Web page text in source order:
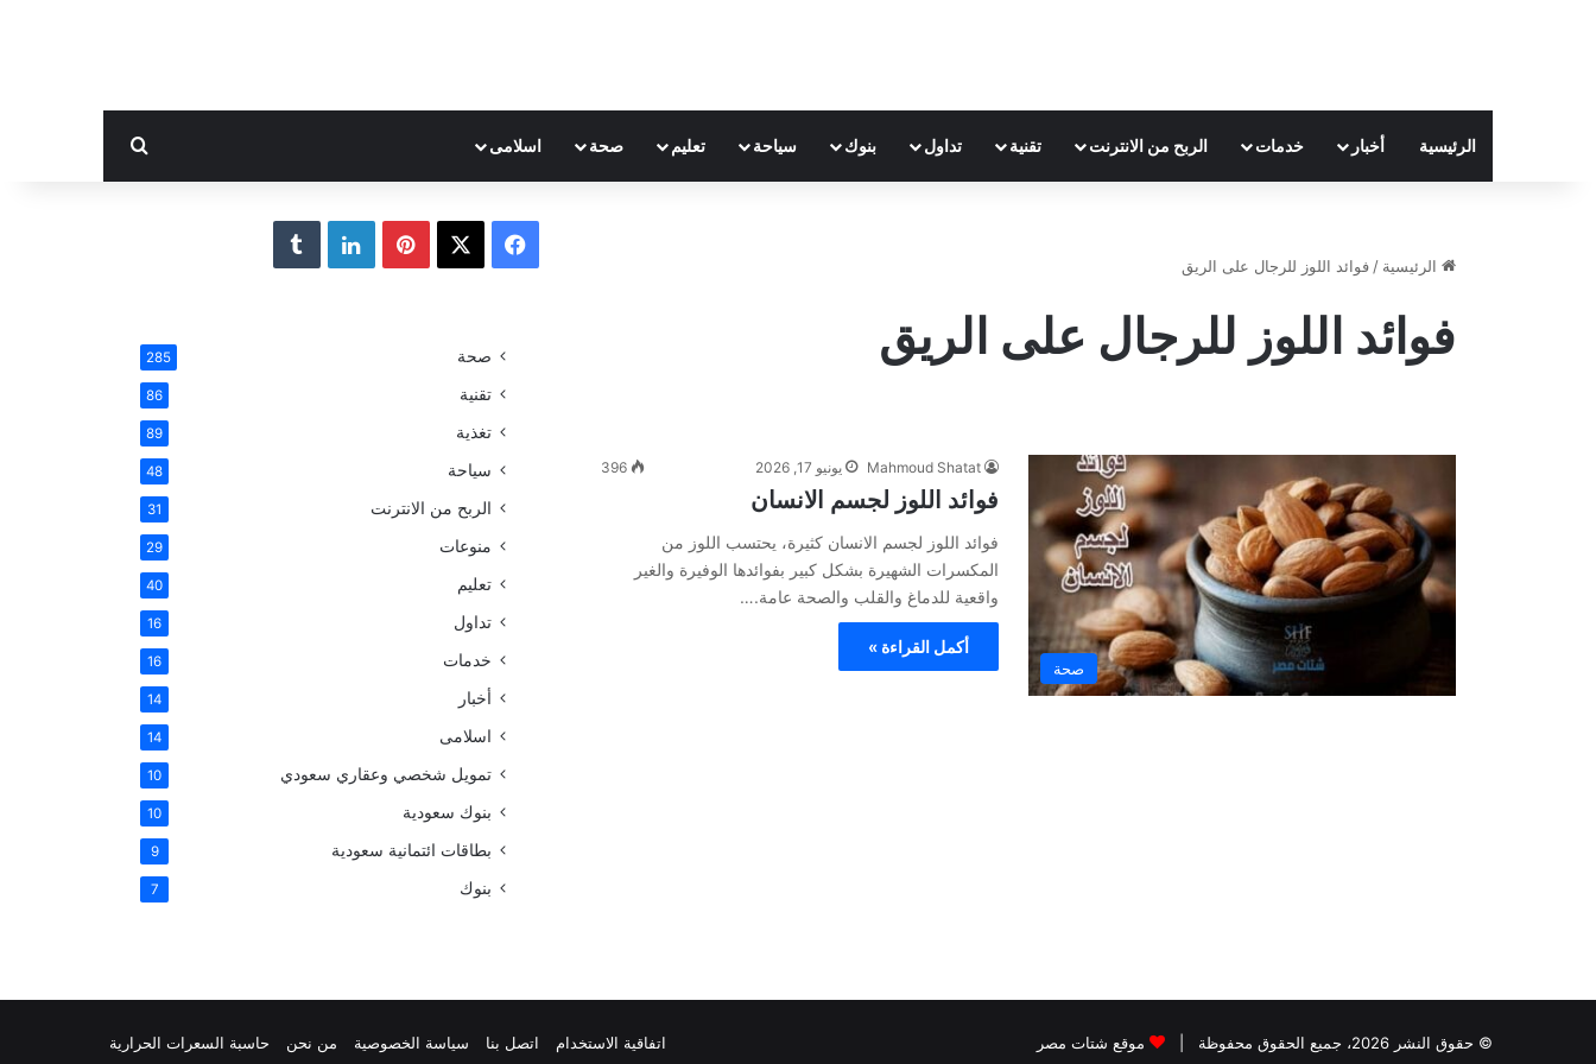
الرئيسية أخبار خدمات الربح من الانترنت تقنية تداول بنوك سياحة تعليم صحة اسلامى
الرئيسية / فوائد اللوز للرجال على الريق
فوائد اللوز للرجال على الريق
صحة
Mahmoud Shatat يونيو 17, 2026 396
فوائد اللوز لجسم الانسان
فوائد اللوز لجسم الانسان كثيرة، يحتسب اللوز من
المكسرات الشهيرة بشكل كبير بفوائدها الوفيرة والغير
واقعية للدماغ والقلب والصحة عامة.…
أكمل القراءة »
ب
و
ك
ب
ل
صحة 285
تقنية 86
تغذية 89
سياحة 48
الربح من الانترنت 31
منوعات 29
تعليم 40
تداول 16
خدمات 16
أخبار 14
اسلامى 14
تمويل شخصي وعقاري سعودي 10
بنوك سعودية 10
بطاقات ائتمانية سعودية 9
بنوك 7
© حقوق النشر 2026، جميع الحقوق محفوظة | موقع شتات مصر اتفاقية الاستخدام اتصل بنا سياسة الخصوصية من نحن حاسبة السعرات الحرارية